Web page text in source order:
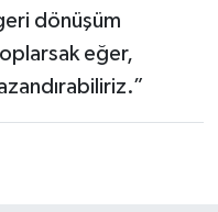
dönüşüm
eğer,